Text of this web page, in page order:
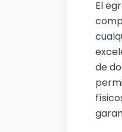
El
de